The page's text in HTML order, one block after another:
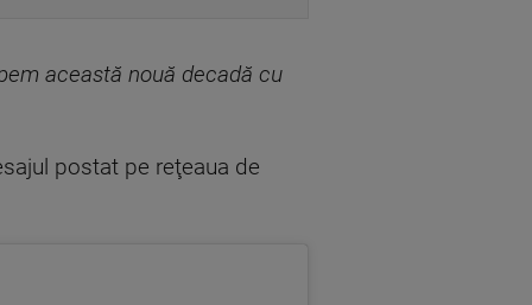
această nouă decadă cu
postat pe reţeaua de